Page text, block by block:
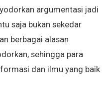
argumentasi jadi
saja bukan sekedar
berbagai alasan
sehingga para
dan ilmu yang baik